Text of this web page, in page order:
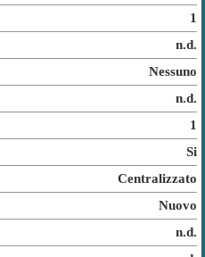
1
n.d.
Nessuno
n.d.
1
Si
Centralizzato
Nuovo
n.d.